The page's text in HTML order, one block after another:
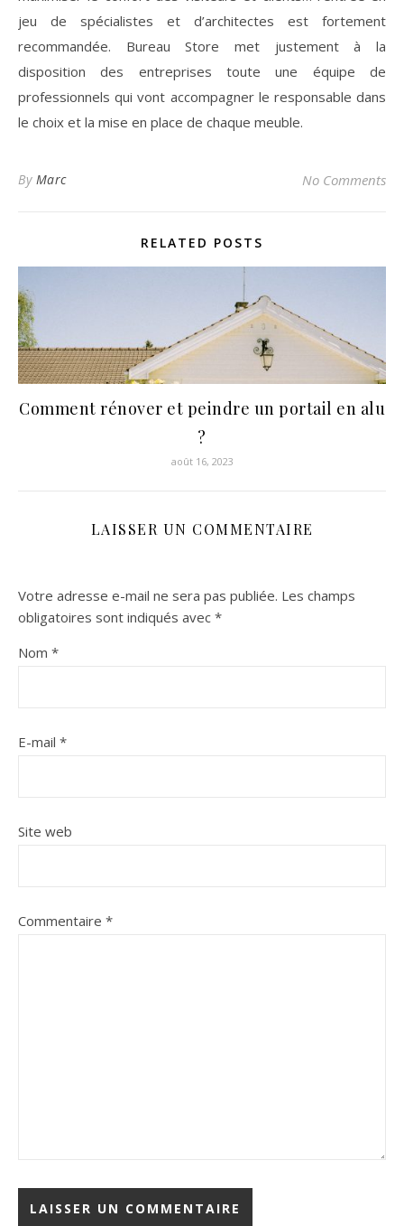
jeu de spécialistes et d’architectes est fortement
recommandée. Bureau Store met justement à la
disposition des entreprises toute une équipe de
professionnels qui vont accompagner le responsable dans
le choix et la mise en place de chaque meuble.
By Marc No Comments
RELATED POSTS
Comment rénover et peindre un portail en alu
?
août 16, 2023
LAISSER UN COMMENTAIRE
Votre adresse e-mail ne sera pas publiée. Les champs
obligatoires sont indiqués avec *
Nom *
E-mail *
Site web
Commentaire *